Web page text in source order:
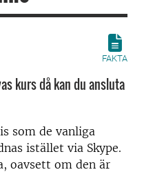
FAKTA
kurs då kan du ansluta
som de vanliga
istället via Skype.
oavsett om den är